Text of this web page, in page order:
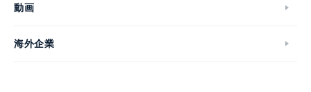
動画
海外企業